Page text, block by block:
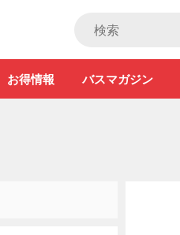
お得情報 バスマガジン